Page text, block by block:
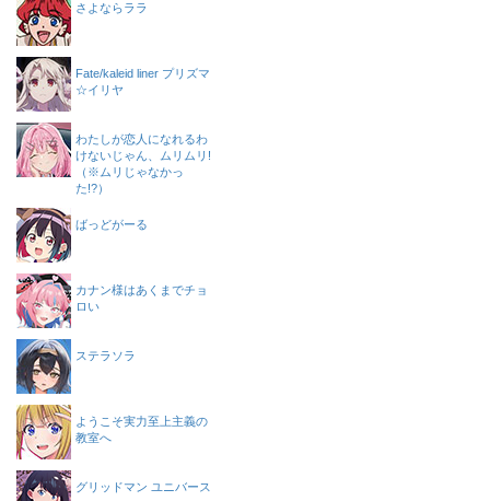
さよならララ
Fate/kaleid liner プリズマ
☆イリヤ
わたしが恋人になれるわ
けないじゃん、ムリムリ!
（※ムリじゃなかっ
た!?）
ばっどがーる
カナン様はあくまでチョ
ロい
ステラソラ
ようこそ実力至上主義の
教室へ
グリッドマン ユニバース